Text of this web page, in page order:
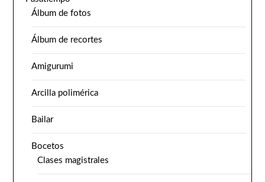
Álbum de fotos
Álbum de recortes
Amigurumi
Arcilla polimérica
Bailar
Bocetos
Clases magistrales